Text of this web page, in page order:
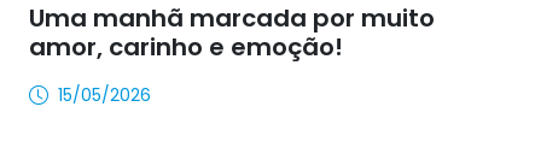
Uma manhã marcada por muito
amor, carinho e emoção!
15/05/2026